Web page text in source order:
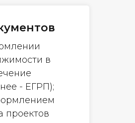
в
- ЕГРП);
проектов